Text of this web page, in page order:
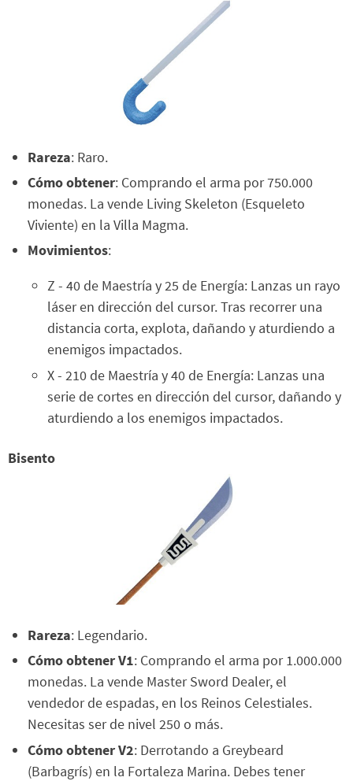
Rareza: Raro.
Cómo obtener: Comprando el arma por 750.000
monedas. La vende Living Skeleton (Esqueleto
Viviente) en la Villa Magma.
Movimientos:
Z - 40 de Maestría y 25 de Energía: Lanzas un rayo
láser en dirección del cursor. Tras recorrer una
distancia corta, explota, dañando y aturdiendo a
enemigos impactados.
X - 210 de Maestría y 40 de Energía: Lanzas una
serie de cortes en dirección del cursor, dañando y
aturdiendo a los enemigos impactados.
Bisento
Rareza: Legendario.
Cómo obtener V1: Comprando el arma por 1.000.000
monedas. La vende Master Sword Dealer, el
vendedor de espadas, en los Reinos Celestiales.
Necesitas ser de nivel 250 o más.
Cómo obtener V2: Derrotando a Greybeard
(Barbagrís) en la Fortaleza Marina. Debes tener